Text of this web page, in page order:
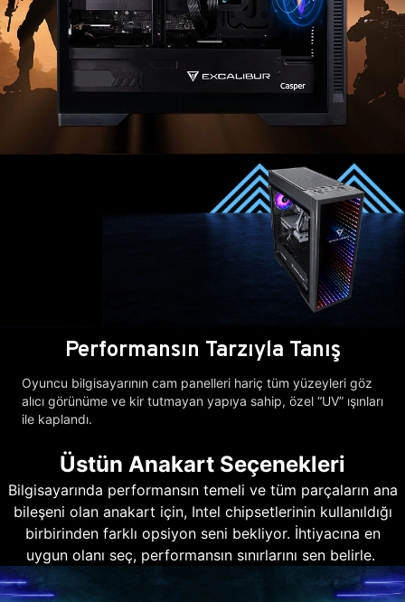
Performansın Tarzıyla Tanış
Oyuncu bilgisayarının cam panelleri hariç tüm yüzeyleri göz
alıcı görünüme ve kir tutmayan yapıya sahip, özel “UV” ışınları
ile kaplandı.
Üstün Anakart Seçenekleri
Bilgisayarında performansın temeli ve tüm parçaların ana
bileşeni olan anakart için, Intel chipsetlerinin kullanıldığı
birbirinden farklı opsiyon seni bekliyor. İhtiyacına en
uygun olanı seç, performansın sınırlarını sen belirle.